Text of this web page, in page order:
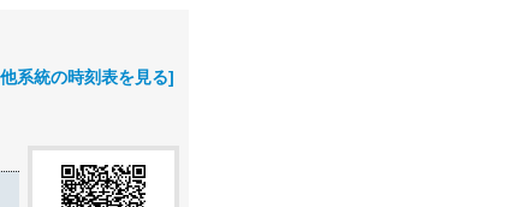
系統の時刻表を見る]